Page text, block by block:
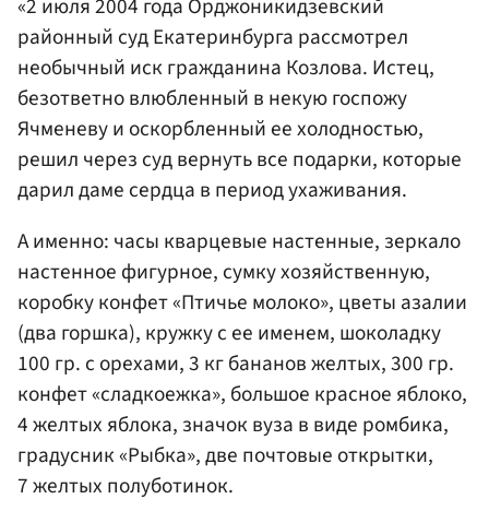
«2 июля 2004 года Орджоникидзевский
районный суд Екатеринбурга рассмотрел
необычный иск гражданина Козлова. Истец,
безответно влюбленный в некую госпожу
Ячменеву и оскорбленный ее холодностью,
решил через суд вернуть все подарки, которые
дарил даме сердца в период ухаживания.
А именно: часы кварцевые настенные, зеркало
настенное фигурное, сумку хозяйственную,
коробку конфет «Птичье молоко», цветы азалии
(два горшка), кружку с ее именем, шоколадку
100 гр. с орехами, 3 кг бананов желтых, 300 гр.
конфет «сладкоежка», большое красное яблоко,
4 желтых яблока, значок вуза в виде ромбика,
градусник «Рыбка», две почтовые открытки,
7 желтых полуботинок.